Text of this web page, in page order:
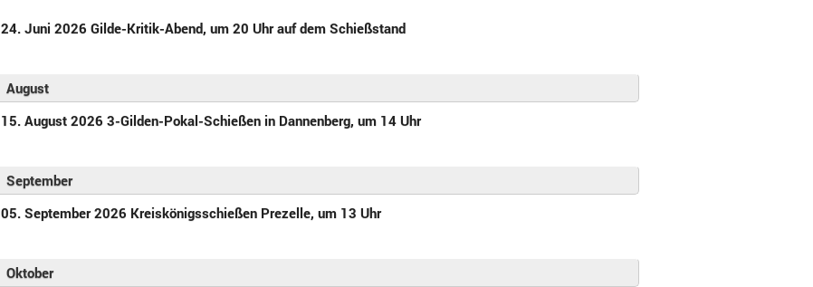
24. Juni 2026 Gilde-Kritik-Abend, um 20 Uhr auf dem Schießstand
August
15. August 2026 3-Gilden-Pokal-Schießen in Dannenberg, um 14 Uhr
September
05. September 2026 Kreiskönigsschießen Prezelle, um 13 Uhr
Oktober